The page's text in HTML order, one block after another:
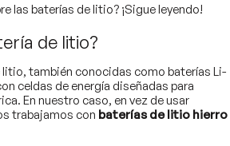
las baterías de litio? ¡Sigue leyendo!
de litio?
litio, también conocidas como baterías Li-
celdas de energía diseñadas para
En nuestro caso, en vez de usar
trabajamos con baterías de litio hierro